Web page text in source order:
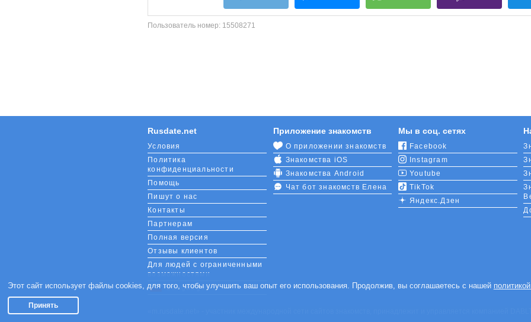
Пользователь номер: 15508271
Rusdate.net
Условия
Политика
конфиденциальности
Помощь
Пишут о нас
Контакты
Партнерам
Полная версия
Отзывы клиентов
Для людей с ограниченными
возможностями
Languages
Приложение знакомств
О приложении знакомств
Знакомства iOS
Знакомства Android
Чат бот знакомств Елена
Мы в соц. сетях
Facebook
Instagram
Youtube
TikTok
Яндекс.Дзен
Этот сайт использует файлы cookies, для того, чтобы улучшить ваш опыт его использования. Продолжив, вы соглашаетесь с нашей
Принять